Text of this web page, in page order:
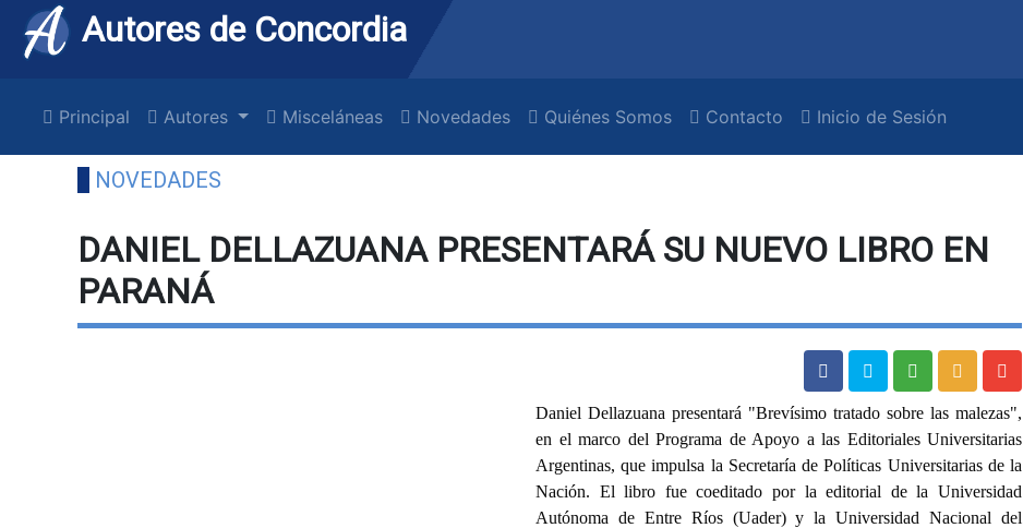
Autores de Concordia
Principal Autores Misceláneas Novedades Quiénes Somos Contacto Inicio de Sesión
NOVEDADES
DANIEL DELLAZUANA PRESENTARÁ SU NUEVO LIBRO EN
PARANÁ
Daniel Dellazuana presentará "Brevísimo tratado sobre las malezas",
en el marco del Programa de Apoyo a las Editoriales Universitarias
Argentinas, que impulsa la Secretaría de Políticas Universitarias de la
Nación. El libro fuecoeditado por la editorial de la Universidad
Autónoma de Entre Ríos (Uader) y la Universidad Nacional del